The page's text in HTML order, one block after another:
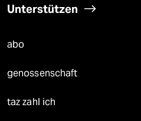
Unterstützen
abo
genossenschaft
taz zahl ich